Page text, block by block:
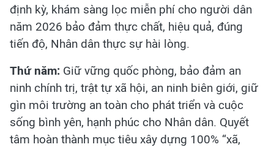
định kỳ, khám sàng lọc miễn phí cho người dân
năm 2026 bảo đảm thực chất, hiệu quả, đúng
tiến độ, Nhân dân thực sự hài lòng.
Thứ năm: Giữ vững quốc phòng, bảo đảm an
ninh chính trị, trật tự xã hội, an ninh biên giới, giữ
gìn môi trường an toàn cho phát triển và cuộc
sống bình yên, hạnh phúc cho Nhân dân. Quyết
tâm hoàn thành mục tiêu xây dựng 100% “xã,